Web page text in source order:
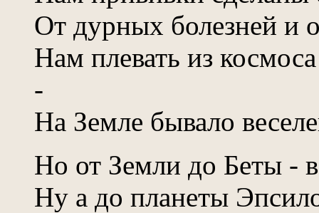
От дурных болезней и
Нам плевать из
-
На Земле бывало
Но от Земли до Беты -
Ну а до планеты